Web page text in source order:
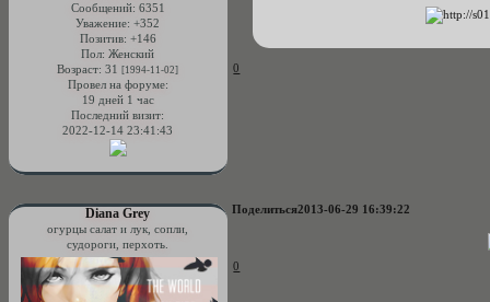
Сообщений: 6351
Уважение: +352
Позитив: +146
Пол: Женский
Возраст: 31[1994-11-02]
Провел на форуме:
19 дней 1 час
Последний визит:
2022-12-14 23:41:43
0
Поделиться2013-06-29 16:39:22
Diana Grey
огурцы салат и лук, сопли,
судороги, перхоть.
0